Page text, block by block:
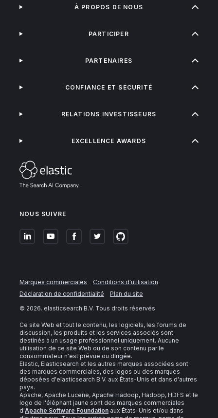
NOUS SUIVRE
À PROPOS DE NOUS
PARTICIPER
PARTENAIRES
CONFIANCE ET SÉCURITÉ
RELATIONS INVESTISSEURS
EXCELLENCE AWARDS
Marques commerciales
Conditions d'utilisation
Déclaration de confidentialité
Plan du site
© 2026. elasticsearch B.V. Tous droits réservés
Ce site Web et tout le contenu, les logiciels, les forums de
discussion, les produits et les services associés sont
destinés à un usage professionnel uniquement. Aucune
utilisation de ce site Web ou de son contenu par le
consommateur n'est prévue ou dirigée.
Elastic, Elasticsearch et les autres marques associées sont
des marques commerciales, des logos ou des marques
déposées d'elasticsearch B.V. aux États-Unis et dans d'autres
pays.
Apache, Apache Lucene, Apache Hadoop, Hadoop, HDFS et le
logo de l'éléphant jaune sont des marques commerciales
d'Apache Software Foundation aux États-Unis et/ou dans